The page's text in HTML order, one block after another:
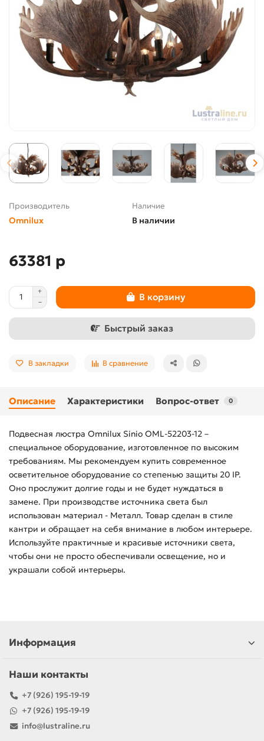
Производитель
Omnilux
Наличие
В наличии
63381 р
В корзину
Быстрый заказ
В закладки В сравнение
Описание Характеристики Вопрос-ответ 0
Подвесная люстра Omnilux Sinio OML-52203-12 –
специальное оборудование, изготовленное по высоким
требованиям. Мы рекомендуем купить современное
осветительное оборудование со степенью защиты 20 IP.
Оно прослужит долгие годы и не будет нуждаться в
замене. При производстве источника света был
использован материал - Металл. Товар сделан в стиле
кантри и обращает на себя внимание в любом интерьере.
Используйте практичные и красивые источники света,
чтобы они не просто обеспечивали освещение, но и
украшали собой интерьеры.
Информация
Наши контакты
+7 (926) 195-19-19
+7 (926) 195-19-19
info@lustraline.ru